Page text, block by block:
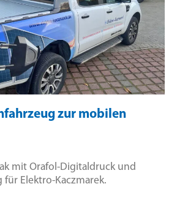
zur mobilen
mit Orafol-Digitaldruck und
Elektro-Kaczmarek.